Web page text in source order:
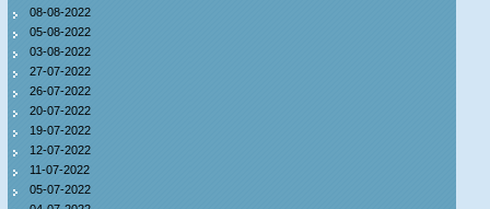
08-08-2022
05-08-2022
03-08-2022
27-07-2022
26-07-2022
20-07-2022
19-07-2022
12-07-2022
11-07-2022
05-07-2022